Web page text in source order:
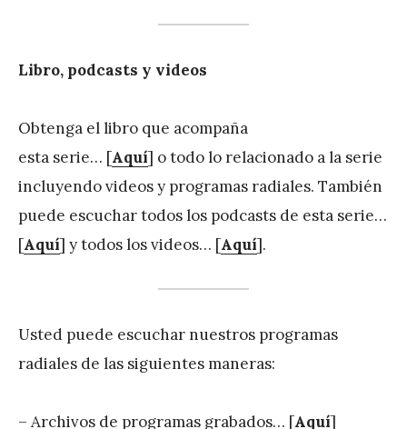
Libro, podcasts y videos
Obtenga el libro que acompaña
esta serie… [Aquí] o todo lo relacionado a la serie
incluyendo videos y programas radiales. También
puede escuchar todos los podcasts de esta serie…
[Aquí] y todos los videos… [Aquí].
Usted puede escuchar nuestros programas
radiales de las siguientes maneras:
– Archivos de programas grabados… [Aquí]